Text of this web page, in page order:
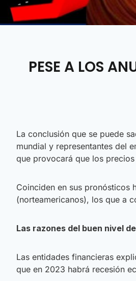
PESE A LOS
La conclusión que se puede
mundial y representantes del
que provocará que los
Coinciden en sus pronósticos
(norteamericanos), los que a
Las razones del buen nivel
Las entidades financieras
que en 2023 habrá recesión